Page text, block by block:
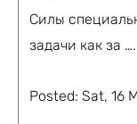
Силы
задачи как за ….
Posted: Sat, 16